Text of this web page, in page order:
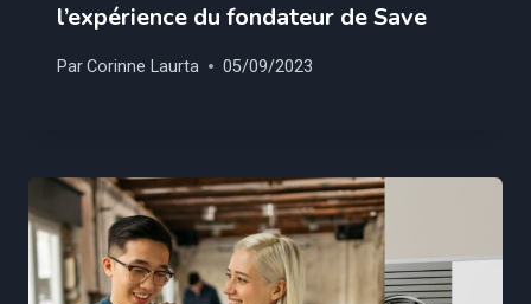
l’expérience du fondateur de Save
ParCorinne Laurta 05/09/2023